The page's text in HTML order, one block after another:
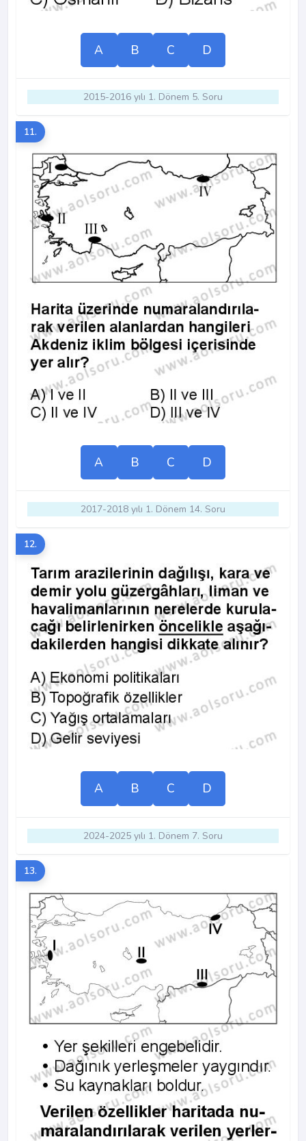
A B C D
2015-2016 yılı 1. Dönem 5. Soru
11.
A B C D
2017-2018 yılı 1. Dönem 14. Soru
12.
A B C D
2024-2025 yılı 1. Dönem 7. Soru
13.